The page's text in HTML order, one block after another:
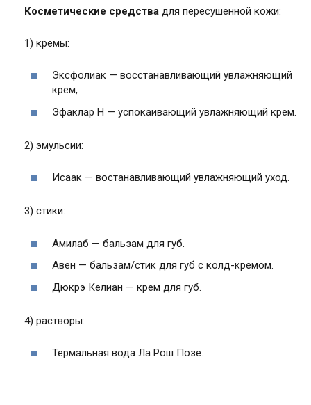
Косметические средства для пересушенной кожи:
1) кремы:
Эксфолиак — восстанавливающий увлажняющий
крем,
Эфаклар Н — успокаивающий увлажняющий крем.
2) эмульсии:
Исаак — востанавливающий увлажняющий уход.
3) стики:
Амилаб — бальзам для губ.
Авен — бальзам/стик для губ с колд-кремом.
Дюкрэ Келиан — крем для губ.
4) растворы:
Термальная вода Ла Рош Позе.